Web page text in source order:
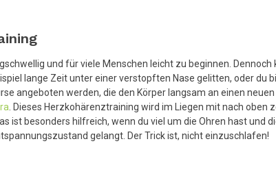
und für viele Menschen leicht zu beginnen.
lange Zeit unter einer verstopften Nase gelitten, oder du
angeboten werden, die den Körper langsam an einen
. Dieses Herzkohärenztraining wird im Liegen mit nach
ist besonders hilfreich, wenn du viel um die Ohren hast und
gelangt. Der Trick ist, nicht einzuschlafen!